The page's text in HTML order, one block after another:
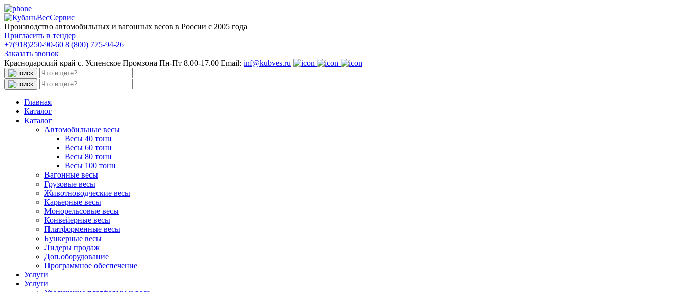
Производство автомобильных и вагонных весов в России с 2005 года
Пригласить в тендер
+7(918)250-90-60 8 (800) 775-94-26
Заказать звонок
Краснодарский край с. Успенское Промзона Пн-Пт 8.00-17.00 Email: inf@kubves.ru
Поиск:
Поиск:
Главная
Каталог
Каталог
Автомобильные весы
Весы 40 тонн
Весы 60 тонн
Весы 80 тонн
Весы 100 тонн
Вагонные весы
Грузовые весы
Животноводческие весы
Карьерные весы
Монорельсовые весы
Конвейерные весы
Платформенные весы
Бункерные весы
Лидеры продаж
Доп.оборудование
Программное обеспечение
Услуги
Услуги